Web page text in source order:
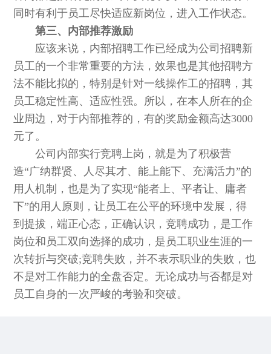
同时有利于员工尽快适应新岗位，进入工作状态。
第三、内部推荐激励
应该来说，内部招聘工作已经成为公司招聘新
员工的一个非常重要的方法，效果也是其他招聘方
法不能比拟的，特别是针对一线操作工的招聘，其
员工稳定性高、适应性强。所以，在本人所在的企
业周边，对于内部推荐的，有的奖励金额高达3000
元了。
公司内部实行竞聘上岗，就是为了积极营
造“广纳群贤、人尽其才、能上能下、充满活力”的
用人机制，也是为了实现“能者上、平者让、庸者
下”的用人原则，让员工在公平的环境中发展，得
到提拔，端正心态，正确认识，竞聘成功，是工作
岗位和员工双向选择的成功，是员工职业生涯的一
次转折与突破;竞聘失败，并不表示职业的失败，也
不是对工作能力的全盘否定。无论成功与否都是对
员工自身的一次严峻的考验和突破。